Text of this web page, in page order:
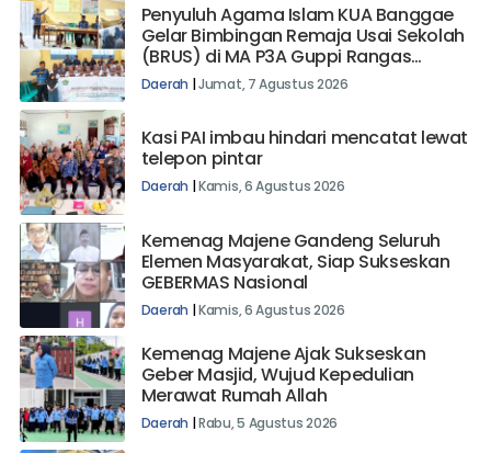
Penyuluh Agama Islam KUA Banggae
Gelar Bimbingan Remaja Usai Sekolah
(BRUS) di MA P3A Guppi Rangas
Majene
Daerah |Jumat, 7 Agustus 2026
Kasi PAI imbau hindari mencatat lewat
telepon pintar
Daerah |Kamis, 6 Agustus 2026
Kemenag Majene Gandeng Seluruh
Elemen Masyarakat, Siap Sukseskan
GEBERMAS Nasional
Daerah |Kamis, 6 Agustus 2026
Kemenag Majene Ajak Sukseskan
Geber Masjid, Wujud Kepedulian
Merawat Rumah Allah
Daerah |Rabu, 5 Agustus 2026